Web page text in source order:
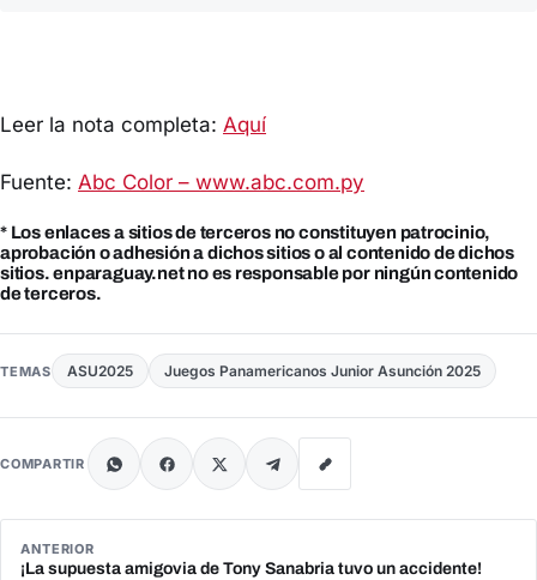
Leer la nota completa: Aquí
Fuente: Abc Color – www.abc.com.py
* Los enlaces a sitios de terceros no constituyen patrocinio,
aprobación o adhesión a dichos sitios o al contenido de dichos
sitios. enparaguay.net no es responsable por ningún contenido
de terceros.
TEMAS ASU2025 Juegos Panamericanos Junior Asunción 2025
COMPARTIR
ANTERIOR
¡La supuesta amigovia de Tony Sanabria tuvo un accidente!